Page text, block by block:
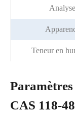
Analyse
Teneur en
CAS 118-